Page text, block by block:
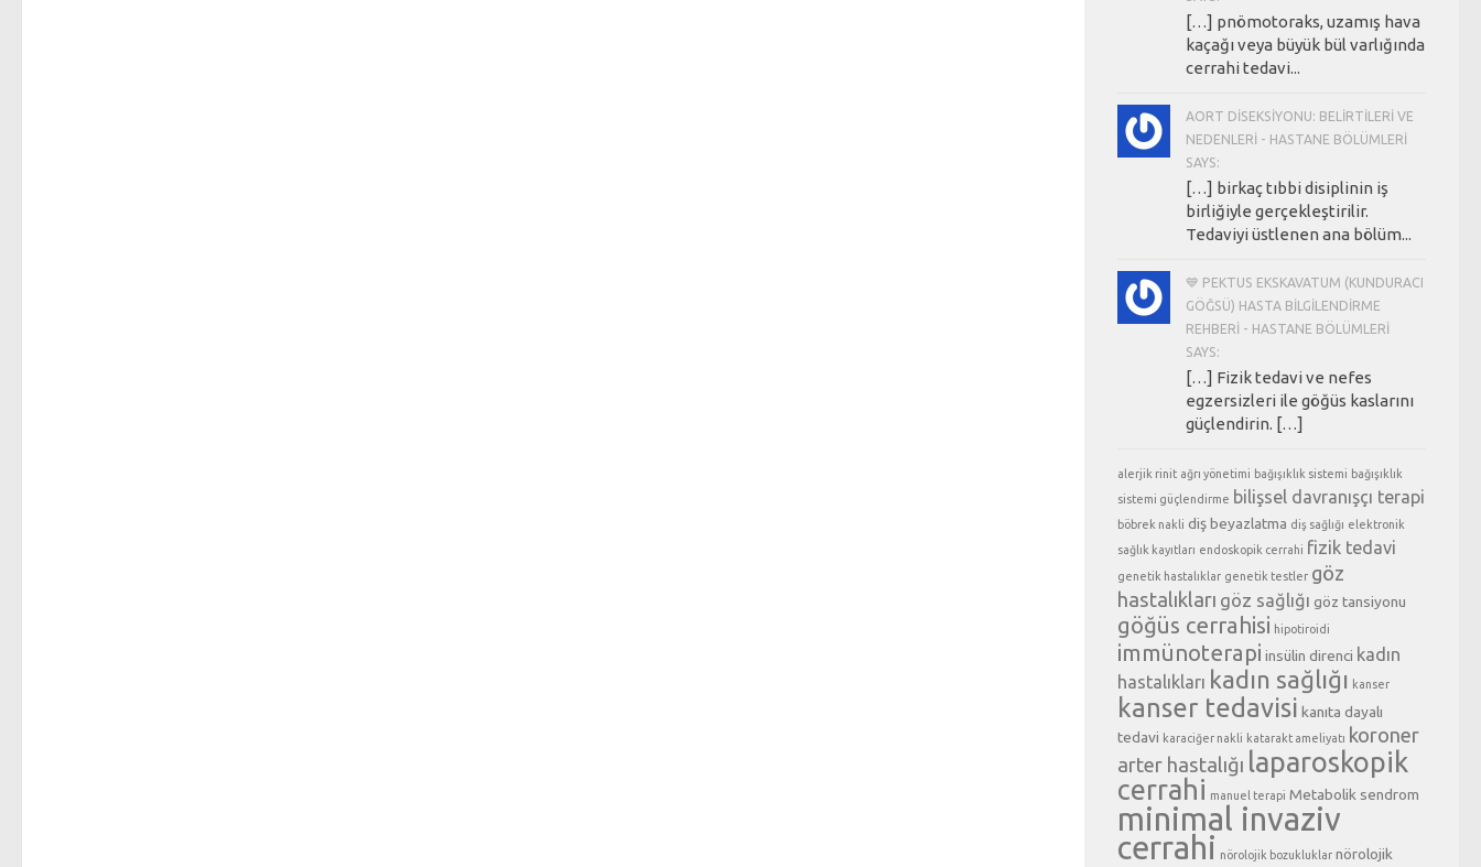
[…] pnömotoraks, uzamış hava
kaçağı veya büyük bül varlığında
cerrahi tedavi...
AORT DISEKSIYONU: BELIRTILERI VE
NEDENLERI - HASTANE BÖLÜMLERI
SAYS:
[…] birkaç tıbbi disiplinin iş
birliğiyle gerçekleştirilir.
Tedaviyi üstlenen ana bölüm...
💙 PEKTUS EKSKAVATUM (KUNDURACI
GÖĞSÜ) HASTA BILGILENDIRME
REHBERI - HASTANE BÖLÜMLERI
SAYS:
[…] Fizik tedavi ve nefes
egzersizleri ile göğüs kaslarını
güçlendirin. […]
alerjik rinit ağrı yönetimi bağışıklık sistemi bağışıklık
sistemi güçlendirme bilişsel davranışçı terapi
böbrek nakli diş beyazlatma diş sağlığı elektronik
sağlık kayıtları endoskopik cerrahi fizik tedavi
genetik hastalıklar genetik testler göz
hastalıkları göz sağlığı göz tansiyonu
göğüs cerrahisi hipotiroidi
immünoterapi insülin direnci kadın
hastalıkları kadın sağlığı kanser
kanser tedavisi kanıta dayalı
tedavi karaciğer nakli katarakt ameliyatı koroner
arter hastalığı laparoskopik
cerrahi manuel terapi Metabolik sendrom
minimal invaziv
cerrahi nörolojik bozukluklar nörolojik